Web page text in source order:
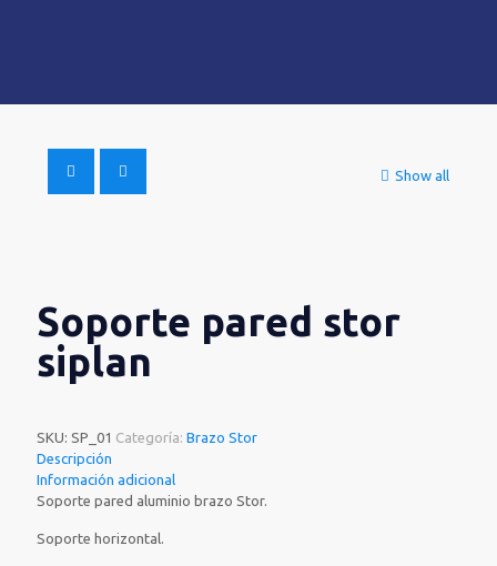
Show all
Soporte pared stor
siplan
SKU: SP_01 Categoría: Brazo Stor
Descripción
Información adicional
Soporte pared aluminio brazo Stor.
Soporte horizontal.